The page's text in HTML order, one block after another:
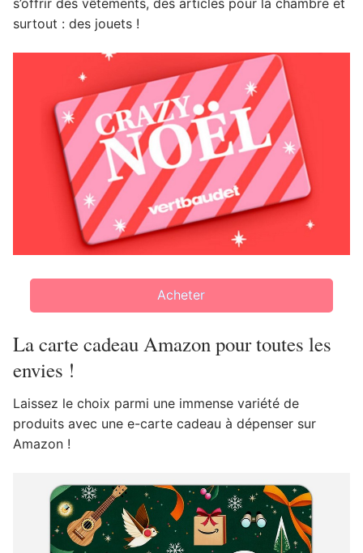
s’offrir des vêtements, des articles pour la chambre et
surtout : des jouets !
Acheter
La carte cadeau Amazon pour toutes les
envies !
Laissez le choix parmi une immense variété de
produits avec une e-carte cadeau à dépenser sur
Amazon !